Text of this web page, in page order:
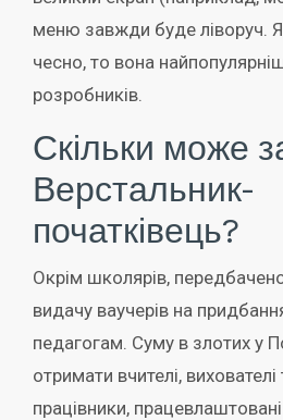
меню завжди буде ліворуч.
чесно, то вона
розробників.
Скільки може
Верстальник-
початківець?
Окрім школярів,
видачу ваучерів на
педагогам. Суму в злотих у
отримати вчителі, вихователі
працівники,